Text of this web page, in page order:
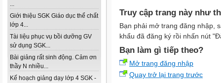
...
Giới thiệu SGK Giáo dục thể chất
lớp 4...
Tài liệu phục vụ bồi dưỡng GV
sử dụng SGK...
Bài giảng rất sinh động. Cảm ơn
thầy N nhiều...
Kế hoạch giảng dạy lớp 4 SGK -
Truy cập trang này như
Bạn phải mở trang đăng nhập,
khẩu đã đăng ký rồi nhấn nút
Bạn làm gì tiếp theo?
Mở trang đăng nhập
Quay trở lại trang trước